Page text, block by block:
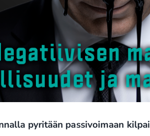
pyritään passivoimaan